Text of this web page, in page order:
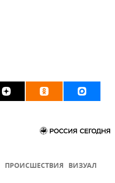
ПРОИСШЕСТВИЯ ВИЗУАЛ